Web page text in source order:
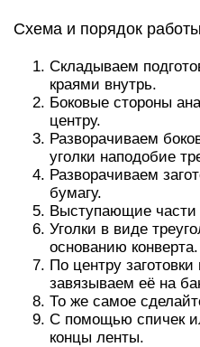
Схема и порядок
Складываем
краями внутрь.
Боковые стороны
центру.
Разворачиваем
уголки наподобие
Разворачиваем
бумагу.
Выступающие части
Уголки в виде
основанию конверта.
По центру
завязываем её на
То же самое
С помощью спичек
концы ленты.